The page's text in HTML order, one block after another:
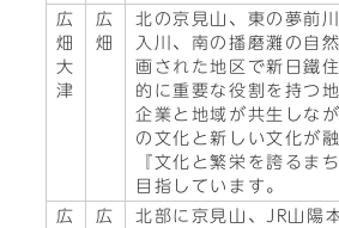
広
畑
大
津
広
畑
北の京見山、東の夢前
入川、南の播磨灘の自
画された地区で新日鐵
的に重要な役割を持つ
企業と地域が共生しな
の文化と新しい文化が
『文化と繁栄を誇るま
目指しています。
広
広
北部に京見山、JR山陽